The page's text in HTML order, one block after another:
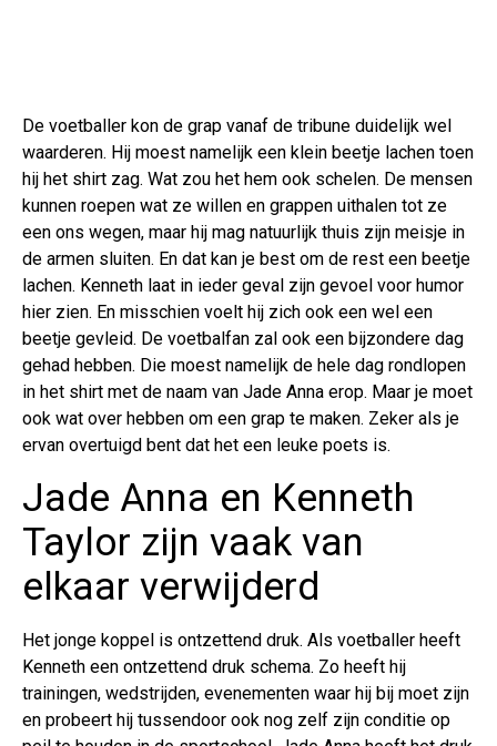
De voetballer kon de grap vanaf de tribune duidelijk wel
waarderen. Hij moest namelijk een klein beetje lachen toen
hij het shirt zag. Wat zou het hem ook schelen. De mensen
kunnen roepen wat ze willen en grappen uithalen tot ze
een ons wegen, maar hij mag natuurlijk thuis zijn meisje in
de armen sluiten. En dat kan je best om de rest een beetje
lachen. Kenneth laat in ieder geval zijn gevoel voor humor
hier zien. En misschien voelt hij zich ook een wel een
beetje gevleid. De voetbalfan zal ook een bijzondere dag
gehad hebben. Die moest namelijk de hele dag rondlopen
in het shirt met de naam van Jade Anna erop. Maar je moet
ook wat over hebben om een grap te maken. Zeker als je
ervan overtuigd bent dat het een leuke poets is.
Jade Anna en Kenneth
Taylor zijn vaak van
elkaar verwijderd
Het jonge koppel is ontzettend druk. Als voetballer heeft
Kenneth een ontzettend druk schema. Zo heeft hij
trainingen, wedstrijden, evenementen waar hij bij moet zijn
en probeert hij tussendoor ook nog zelf zijn conditie op